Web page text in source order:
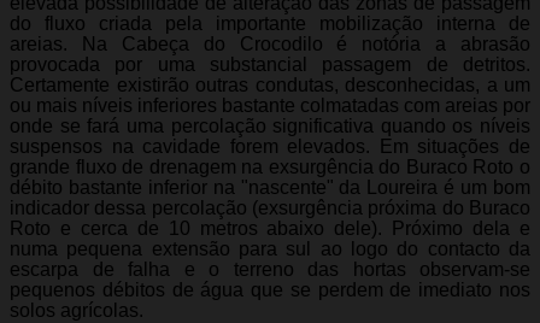
do fluxo criada pela importante mobilização interna de
areias. Na Cabeça do Crocodilo é notória a abrasão
provocada por uma substancial passagem de detritos.
Certamente existirão outras condutas, desconhecidas, a um
ou mais níveis inferiores bastante colmatadas com areias por
onde se fará uma percolação significativa quando os níveis
suspensos na cavidade forem elevados. Em situações de
grande fluxo de drenagem na exsurgência do Buraco Roto o
débito bastante inferior na "nascente" da Loureira é um bom
indicador dessa percolação (exsurgência próxima do Buraco
Roto e cerca de 10 metros abaixo dele). Próximo dela e
numa pequena extensão para sul ao logo do contacto da
escarpa de falha e o terreno das hortas observam-se
pequenos débitos de água que se perdem de imediato nos
solos agrícolas.